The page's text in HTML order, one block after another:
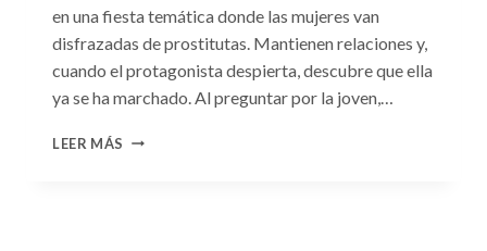
en una fiesta temática donde las mujeres van
disfrazadas de prostitutas. Mantienen relaciones y,
cuando el protagonista despierta, descubre que ella
ya se ha marchado. Al preguntar por la joven,…
LEER MÁS CONSULTA